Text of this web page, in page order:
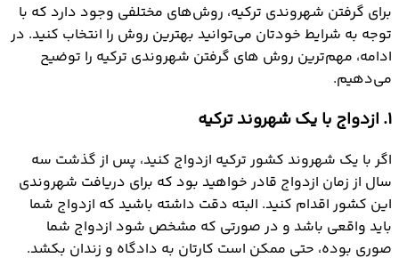
برای گرفتن شهروندی ترکیه، روش‌های مختلفی وجود دارد که با
توجه به شرایط خودتان می‌توانید بهترین روش را انتخاب کنید. در
ادامه، مهم‌ترین روش های گرفتن شهروندی ترکیه را توضیح
می‌دهیم.
1. ازدواج با یک شهروند ترکیه
اگر با یک شهروند کشور ترکیه ازدواج کنید، پس از گذشت سه
سال از زمان ازدواج قادر خواهید بود که برای دریافت شهروندی
این کشور اقدام کنید. البته دقت داشته باشید که ازدواج شما
باید واقعی باشد و در صورتی که مشخص شود ازدواج شما
صوری بوده، حتی ممکن است کارتان به دادگاه و زندان بکشد.